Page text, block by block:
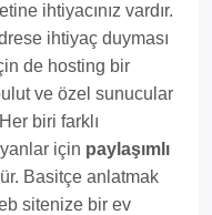
ihtiyacınız vardır.
ihtiyaç duyması
de hosting bir
ve özel sunucular
biri farklı
için paylaşımlı
Basitçe anlatmak
sitenize bir ev